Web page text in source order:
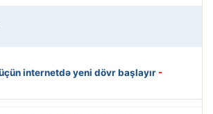
internetdə yeni dövr başlayır -